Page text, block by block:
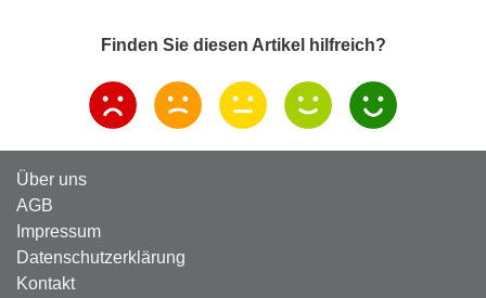
Finden Sie diesen Artikel hilfreich?
Über uns
AGB
Impressum
Datenschutzerklärung
Kontakt